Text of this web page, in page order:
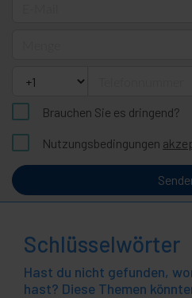
Brauchen Sie es dringend?
Nutzungsbedingungen
Schlüsselwörter
Hast du nicht gefunden,
hast? Diese Themen